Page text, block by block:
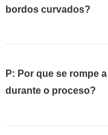
bordos curvados?
P: Por que se rompe
durante o proceso?